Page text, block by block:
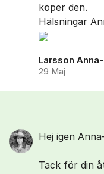
köper den.
Hälsningar
Larsson
29 Maj
Hej igen
Tack för din